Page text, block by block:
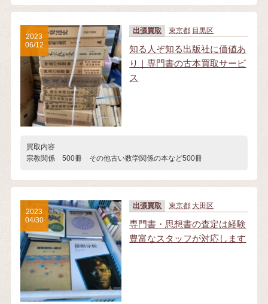
出張買取 東京都 目黒区
知る人ぞ知る出版社に価値あ
り｜専門書の古本買取サービ
ス
買取内容
宗教関係 500冊 その他古い数学関係の本など500冊
2023
06/12
出張買取 東京都 大田区
専門書・思想書の査定は経験
豊富なスタッフが対応します
2023
04/30